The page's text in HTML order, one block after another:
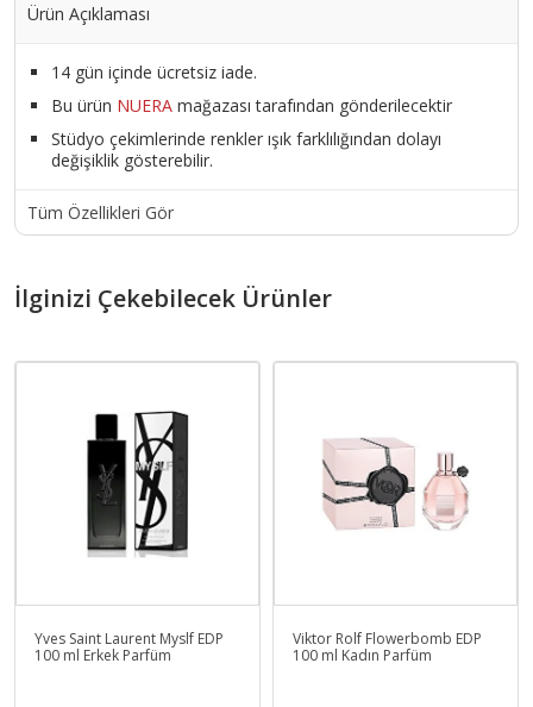
Ürün Açıklaması
14 gün içinde ücretsiz iade.
Bu ürün NUERA mağazası tarafından gönderilecektir
Stüdyo çekimlerinde renkler ışık farklılığından dolayı
değişiklik gösterebilir.
Tüm Özellikleri Gör
İlginizi Çekebilecek Ürünler
Yves Saint Laurent Myslf EDP
100 ml Erkek Parfüm
Viktor Rolf Flowerbomb EDP
100 ml Kadın Parfüm